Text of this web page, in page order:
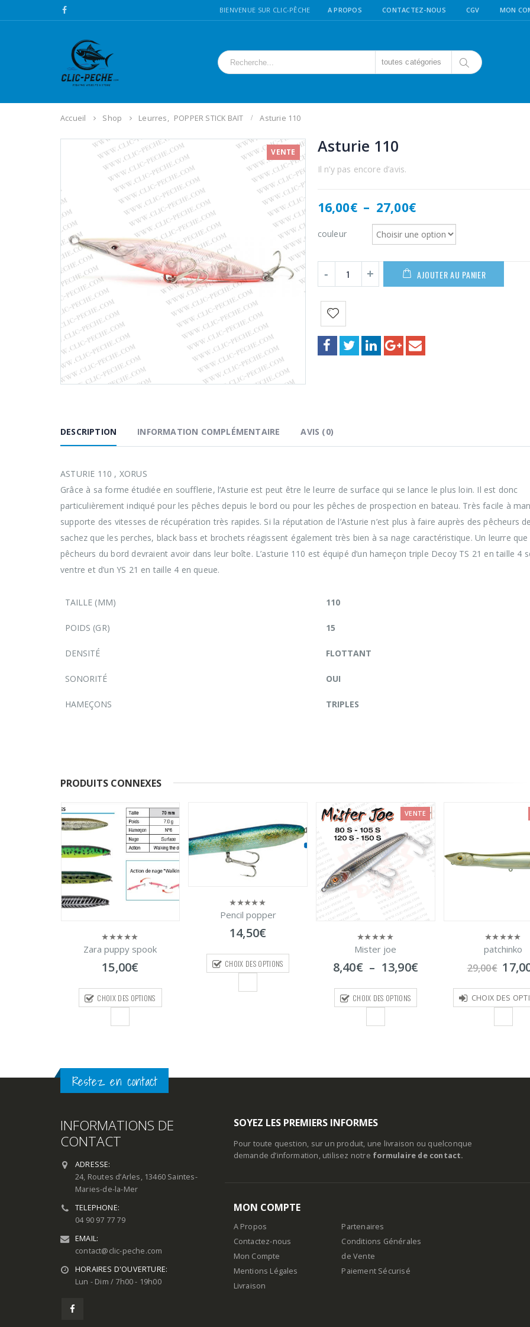
BIENVENUE SUR CLIC-PÊCHE A PROPOS CONTACTEZ-NOUS CGV MON
toutes catégories
Accueil Shop Leurres, POPPER STICK BAIT Asturie 110
VENTE Asturie 110
Il n’y pas encore d’avis.
16,00€ – 27,00€Plage
prix :
16,00€
27,00€
couleur
AJOUTER AU PANIER
DESCRIPTION INFORMATION COMPLÉMENTAIRE AVIS (0)
ASTURIE 110 , XORUS
Grâce à sa forme étudiée en soufflerie, l’Asturie est peut être le leurre de surface qui se lance le plus loin. Il est donc
particulièrement indiqué pour les pêches depuis le bord ou pour les pêches de prospection en bateau. Très facile à
supporte des vitesses de récupération très rapides. Si la réputation de l’Asturie n’est plus à faire auprès des pêcheurs
sachez que les perches, black bass et brochets réagissent également très bien à sa nage caractéristique. Un leurre
pêcheurs du bord devraient avoir dans leur boîte. L’asturie 110 est équipé d’un hameçon triple Decoy TS 21 en taille 4
ventre et d’un YS 21 en taille 4 en queue.
TAILLE (MM) 110
POIDS (GR) 15
DENSITÉ FLOTTANT
SONORITÉ OUI
HAMEÇONS TRIPLES
PRODUITS CONNEXES
0
5
Zara puppy spook
15,00€
CHOIX DES OPTIONS
0
5
Pencil popper
14,50€
CHOIX DES OPTIONS
VENTE
0
5
Mister joe
8,40€ – 13,90€Plage
CHOIX DES OPTIONS
0
5
patchinko
29,00€ Le
prix
CHOIX DES
Restez en contact
INFORMATIONS DE
CONTACT
ADRESSE:
24, Routes d’Arles, 13460 Saintes-
Maries-de-la-Mer
TELEPHONE:
04 90 97 77 79
EMAIL:
contact@clic-peche.com
HORAIRES D'OUVERTURE:
Lun - Dim / 7h00 - 19h00
SOYEZ LES PREMIERS INFORMES
Pour toute question, sur un produit, une livraison ou quelconque
demande d’information, utilisez notre formulaire de contact.
MON COMPTE
A Propos
Contactez-nous
Mon Compte
Mentions Légales
Livraison
Partenaires
Conditions Générales
de Vente
Paiement Sécurisé